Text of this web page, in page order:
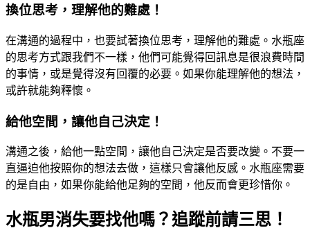
換位思考，理解他的難處！
在溝通的過程中，也要試著換位思考，理解他的難處。水瓶座
的思考方式跟我們不一樣，他們可能覺得回訊息是很浪費時間
的事情，或是覺得沒有回覆的必要。如果你能理解他的想法，
或許就能夠釋懷。
給他空間，讓他自己決定！
溝通之後，給他一點空間，讓他自己決定是否要改變。不要一
直逼迫他按照你的想法去做，這樣只會讓他反感。水瓶座需要
的是自由，如果你能給他足夠的空間，他反而會更珍惜你。
水瓶男消失要找他嗎？追蹤前請三思！